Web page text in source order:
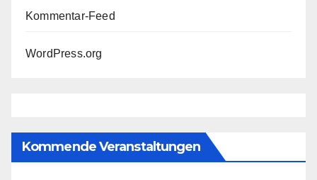
Kommentar-Feed
WordPress.org
Kommende Veranstaltungen